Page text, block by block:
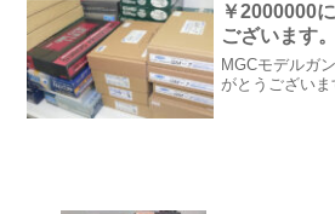
￥2000000
ございます。
MGCモデルガ
がとうございま